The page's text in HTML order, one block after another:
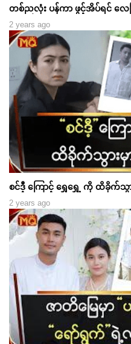
တစ်ညလုံး ပန်ကာ ဖွင့်အိပ်ရင် လေဖ
2 years ago
စင်ဒီ့ ကြောင့် ရွှေရွှေ့ ကို ထိခိုက်သွ
2 years ago